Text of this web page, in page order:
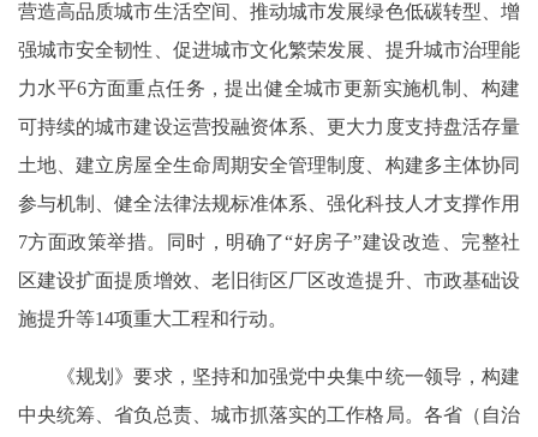
营造高品质城市生活空间、推动城市发展绿色低碳转型、增
强城市安全韧性、促进城市文化繁荣发展、提升城市治理能
力水平6方面重点任务，提出健全城市更新实施机制、构建
可持续的城市建设运营投融资体系、更大力度支持盘活存量
土地、建立房屋全生命周期安全管理制度、构建多主体协同
参与机制、健全法律法规标准体系、强化科技人才支撑作用
7方面政策举措。同时，明确了“好房子”建设改造、完整社
区建设扩面提质增效、老旧街区厂区改造提升、市政基础设
施提升等14项重大工程和行动。
《规划》要求，坚持和加强党中央集中统一领导，构建
中央统筹、省负总责、城市抓落实的工作格局。各省（自治